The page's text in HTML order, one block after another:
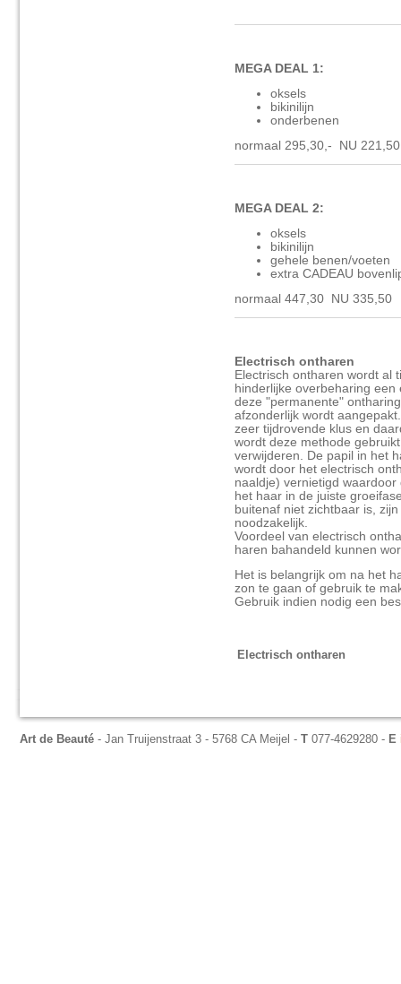
MEGA DEAL 1:
oksels
bikinilijn
onderbenen
normaal 295,30,- NU 221,50
MEGA DEAL 2:
oksels
bikinilijn
gehele benen/voeten
extra CADEAU
normaal 447,30 NU 335,50
Electrisch ontharen
Electrisch ontharen wordt al
hinderlijke overbeharing
deze "permanente"
afzonderlijk wordt
zeer tijdrovende klus en
wordt deze methode
verwijderen. De papil in het
wordt door het electrisch
naaldje) vernietigd
het haar in de juiste
buitenaf niet zichtbaar is,
noodzakelijk.
Voordeel van electrisch
haren bahandeld kunnen
Het is belangrijk om na het
zon te gaan of gebruik te
Gebruik indien nodig een
Electrisch
Art de Beauté - Jan Truijenstraat 3 - 5768 CA Meijel - T 077-4629280 - E